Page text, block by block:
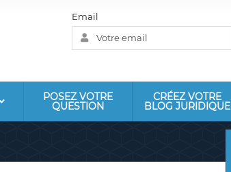
Email
POSEZ VOTRE
QUESTION
CRÉEZ VOTRE
BLOG JURIDIQUE